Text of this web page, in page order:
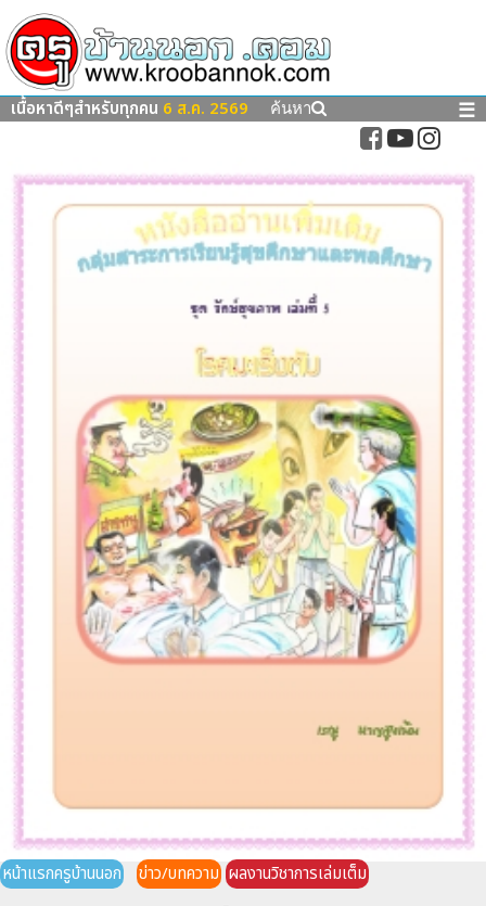
เนื้อหาดีๆสำหรับทุกคน 6 ส.ค. 2569 ค้นหา ☰
หน้าแรกครูบ้านนอก ข่าว/บทความ ผลงานวิชาการเล่มเต็ม